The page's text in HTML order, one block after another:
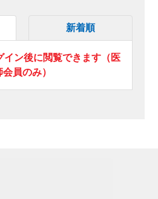
新着順
ン後に閲覧できます（医
会員のみ）